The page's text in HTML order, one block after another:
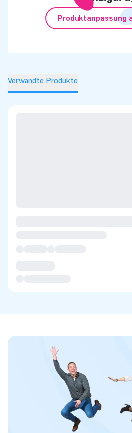
Produktanpassung
Verwandte Produkte